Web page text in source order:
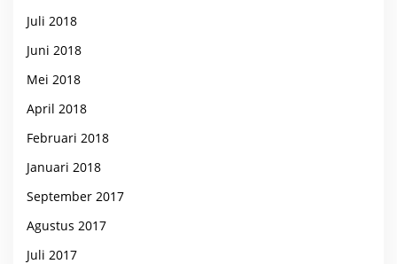
Juli 2018
Juni 2018
Mei 2018
April 2018
Februari 2018
Januari 2018
September 2017
Agustus 2017
Juli 2017